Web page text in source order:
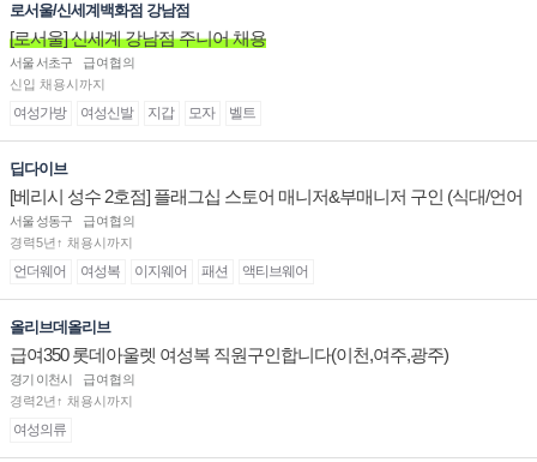
로서울/신세계백화점 강남점
[로서울] 신세계 강남점 주니어 채용
서울 서초구
급여협의
신입 채용시까지
여성가방 여성신발 지갑 모자 벨트
딥다이브
[베리시 성수 2호점] 플래그십 스토어 매니저&부매니저 구인 (식대/언어
수당 지급)
서울 성동구
급여협의
경력5년↑ 채용시까지
언더웨어 여성복 이지웨어 패션 액티브웨어
올리브데올리브
급여350 롯데아울렛 여성복 직원구인합니다(이천,여주,광주)
경기 이천시
급여협의
경력2년↑ 채용시까지
여성의류